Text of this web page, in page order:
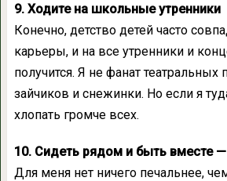
9. Ходите на школьные утренники
Конечно, детство детей часто
карьеры, и на все утренники и
получится. Я не фанат театральных
зайчиков и снежинки. Но если я
хлопать громче всех.
10. Сидеть рядом и быть вместе
Для меня нет ничего печальнее,